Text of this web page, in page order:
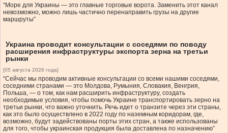
“Море для Украины — это главные торговые ворота. Заменить этот канал
невозможно, можно лишь частично перенаправить грузы на другие
маршруты”
Украина проводит консультации с соседями по поводу
расширения инфраструктуры экспорта зерна на третьи
рынки
[05 августа 2026 года]
“Сейчас мы проводим активные консультации со всеми нашими соседями,
соседними странами — это Молдова, Румыния, Словакия, Венгрия,
Польша, — о том, как нам расширить инфраструктуру, создать
необходимые условия, чтобы помочь Украине транспортировать зерно на
третьи рынки, что важно уточнить. Речь идет о транзите через эти страны,
как это было осуществлено в 2022 году по наземным коридорам, где,
возможно, будут задействованы порты этих стран, а также использованы
для того, чтобы украинская продукция была доставлена по назначению”